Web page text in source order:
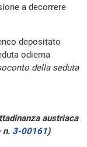
a decorrere
depositato
odierna
della seduta
austriaca
n. 3-00161)